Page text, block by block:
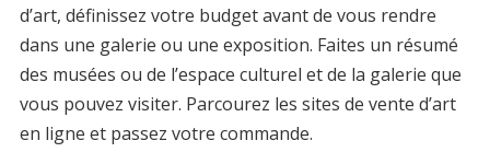
d’art, définissez votre budget avant de vous rendre
dans une galerie ou une exposition. Faites un résumé
des musées ou de l’espace culturel et de la galerie que
vous pouvez visiter. Parcourez les sites de vente d’art
en ligne et passez votre commande.